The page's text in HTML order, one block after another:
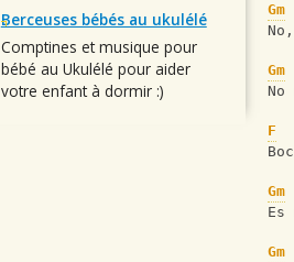
Gm
Gm
F
Gm
Es
Gm
Berceuses bébés au ukulélé
Comptines et musique pour
bébé au Ukulélé pour aider
votre enfant à dormir :)